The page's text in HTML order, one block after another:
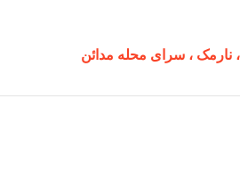
نارمک ، سرای محله مدائن